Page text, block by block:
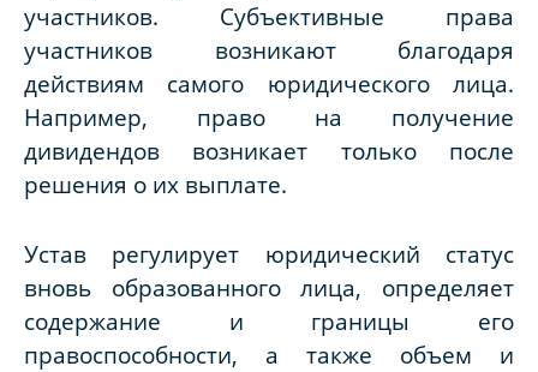
участников. Субъективные права
участников возникают благодаря
действиям самого юридического лица.
Например, право на получение
дивидендов возникает только после
решения о их выплате.
Устав регулирует юридический статус
вновь образованного лица, определяет
содержание и границы его
правоспособности, а также объем и